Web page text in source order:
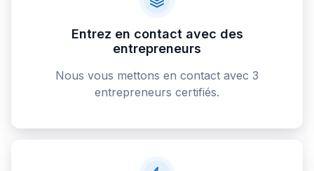
Entrez en contact avec des
entrepreneurs
Nous vous mettons en contact avec 3
entrepreneurs certifiés.